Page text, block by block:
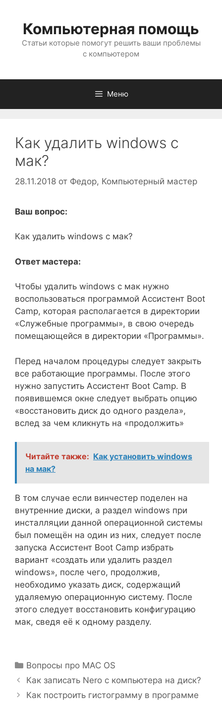
содержимому
Компьютерная помощь
Статьи которые помогут решить ваши проблемы
с компьютером
Меню
Как удалить windows с
мак?
28.11.2018 от Федор, Компьютерный мастер
Ваш вопрос:
Как удалить windows с мак?
Ответ мастера:
Чтобы удалить windows c мак нужно
воспользоваться программой Ассистент Boot
Camp, которая располагается в директории
«Служебные программы», в свою очередь
помещающейся в директории «Программы».
Перед началом процедуры следует закрыть
все работающие программы. После этого
нужно запустить Ассистент Boot Camp. В
появившемся окне следует выбрать опцию
«восстановить диск до одного раздела»,
вслед за чем кликнуть на «продолжить»
Читайте также: Как установить windows
на мак?
В том случае если винчестер поделен на
внутренние диски, а раздел windows при
инсталляции данной операционной системы
был помещён на один из них, следует после
запуска Ассистент Boot Camp избрать
вариант «создать или удалить раздел
windows», после чего, продолжив,
необходимо указать диск, содержащий
удаляемую операционную систему. После
этого следует восстановить конфигурацию
мак, сведя её к одному разделу.
Рубрики
Вопросы про MAC OS
Как записать Nero с компьютера на диск?
Как построить гистограмму в программе